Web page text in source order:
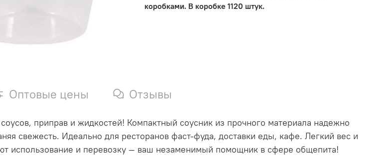
коробками. В коробке 1120 штук.
Оптовые цены Отзывы
приправ и жидкостей! Компактный соусник из прочного материала надежно
свежесть. Идеально для ресторанов фаст-фуда, доставки еды, кафе. Легкий вес и
использование и перевозку — ваш незаменимый помощник в сфере общепита!